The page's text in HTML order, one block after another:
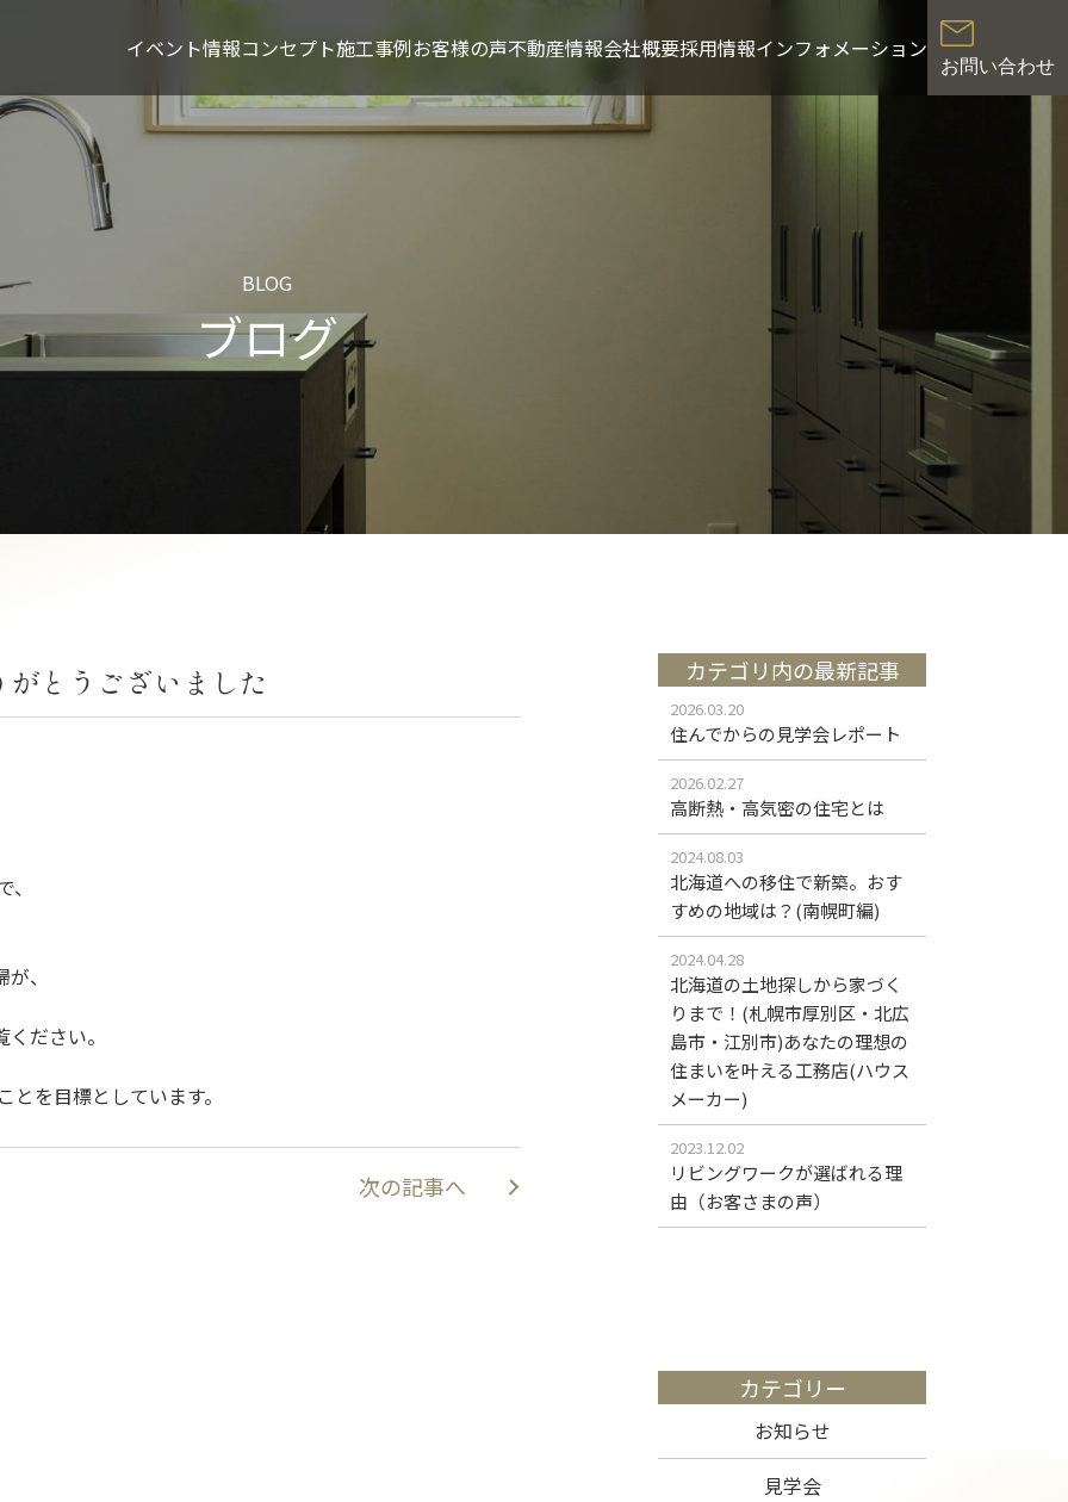
イベント情報コンセプト施工事例お客様の声不動産情報会社概要採用情報インフォメーション
お問い合わせ
BLOG
ブログ
とうございました
、
ださい。
を目標としています。
次の記事へ
カテゴリ内の最新記事
2026.03.20
住んでからの見学会レポート
2026.02.27
高断熱・高気密の住宅とは
2024.08.03
北海道への移住で新築。おす
すめの地域は？(南幌町編)
2024.04.28
北海道の土地探しから家づく
りまで！(札幌市厚別区・北広
島市・江別市)あなたの理想の
住まいを叶える工務店(ハウス
メーカー)
2023.12.02
リビングワークが選ばれる理
由（お客さまの声）
カテゴリー
お知らせ
見学会